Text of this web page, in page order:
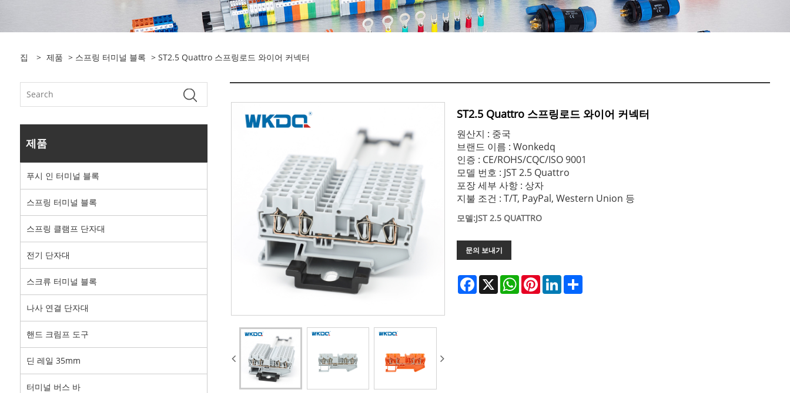
집 > 제품 > 스프링 터미널 블록 > ST2.5 Quattro 스프링로드 와이어 커넥터
제품
푸시 인 터미널 블록
스프링 터미널 블록
스프링 클램프 단자대
전기 단자대
스크류 터미널 블록
나사 연결 단자대
핸드 크림프 도구
딘 레일 35mm
터미널 버스 바
ST2.5 Quattro 스프링로드 와이어 커넥터
원산지 : 중국
브랜드 이름 : Wonkedq
인증 : CE/ROHS/CQC/ISO 9001
모델 번호 : JST 2.5 Quattro
포장 세부 사항 : 상자
지불 조건 : T/T, PayPal, Western Union 등
모델:JST 2.5 QUATTRO
문의 보내기
Facebook
X WhatsApp
PinterestLinkedIn